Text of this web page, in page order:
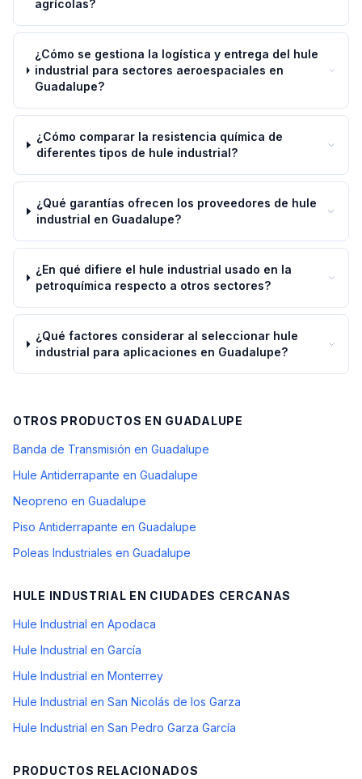
agrícolas?
¿Cómo se gestiona la logística y entrega del hule
industrial para sectores aeroespaciales en
Guadalupe?
¿Cómo comparar la resistencia química de
diferentes tipos de hule industrial?
¿Qué garantías ofrecen los proveedores de hule
industrial en Guadalupe?
¿En qué difiere el hule industrial usado en la
petroquímica respecto a otros sectores?
¿Qué factores considerar al seleccionar hule
industrial para aplicaciones en Guadalupe?
OTROS PRODUCTOS EN GUADALUPE
Banda de Transmisión en Guadalupe
Hule Antiderrapante en Guadalupe
Neopreno en Guadalupe
Piso Antiderrapante en Guadalupe
Poleas Industriales en Guadalupe
HULE INDUSTRIAL EN CIUDADES CERCANAS
Hule Industrial en Apodaca
Hule Industrial en García
Hule Industrial en Monterrey
Hule Industrial en San Nicolás de los Garza
Hule Industrial en San Pedro Garza García
PRODUCTOS RELACIONADOS